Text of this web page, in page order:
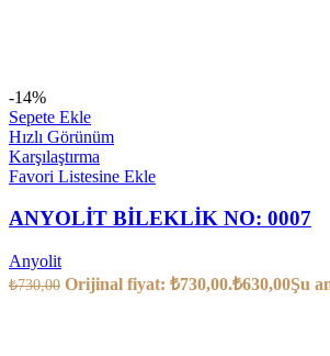
-14%
Sepete Ekle
Hızlı Görünüm
Karşılaştırma
Favori Listesine Ekle
ANYOLİT BİLEKLİK NO: 0007
Anyolit
₺730,00 Orijinal fiyat: ₺730,00.₺630,00Şu